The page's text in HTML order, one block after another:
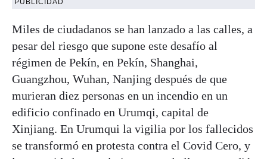
Miles de ciudadanos se han lanzado a las calles, a
pesar del riesgo que supone este desafío al
régimen de Pekín, en Pekín, Shanghai,
Guangzhou, Wuhan, Nanjing después de que
murieran diez personas en un incendio en un
edificio confinado en Urumqi, capital de
Xinjiang. En Urumqui la vigilia por los fallecidos
se transformó en protesta contra el Covid Cero, y